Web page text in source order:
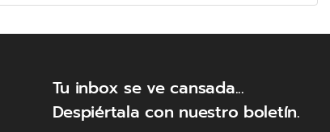
Tu inbox se ve cansada...
Despiértala con nuestro boletín.